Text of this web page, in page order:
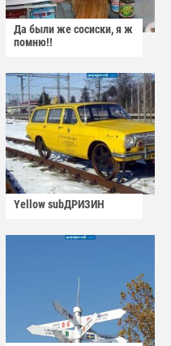
Да были же сосиски, я ж
помню!!
Yellow subДРИЗИН